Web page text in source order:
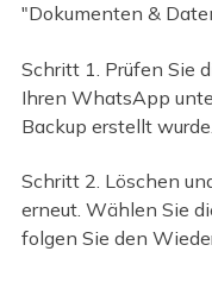
"Dokumenten &
Schritt 1. Prüfen Sie
Ihren WhatsApp
Backup erstellt wurde.
Schritt 2. Löschen
erneut. Wählen Sie
folgen Sie den